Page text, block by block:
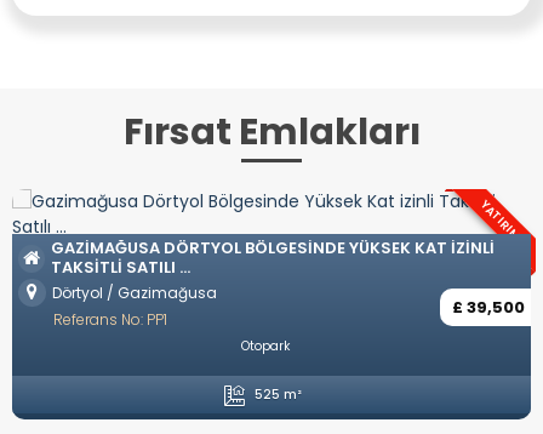
Fırsat Emlakları
YATIRIM
YÜKSEK KAT IZINLI
£ 39,500
OZANKÖY BÖLGESINDE TÜRK
Özel Garaj